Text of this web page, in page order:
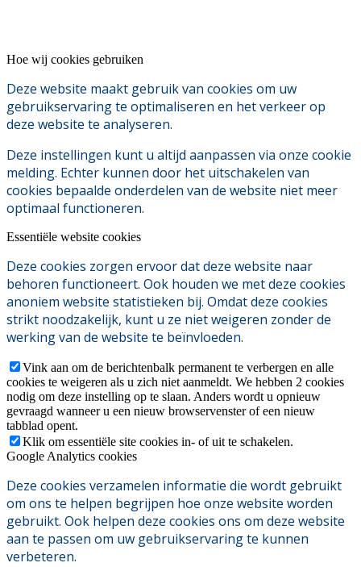
Hoe wij cookies gebruiken
Deze website maakt gebruik van cookies om uw
gebruikservaring te optimaliseren en het verkeer op
deze website te analyseren.
Deze instellingen kunt u altijd aanpassen via onze cookie
melding. Echter kunnen door het uitschakelen van
cookies bepaalde onderdelen van de website niet meer
optimaal functioneren.
Essentiële website cookies
Deze cookies zorgen ervoor dat deze website naar
behoren functioneert. Ook houden we met deze cookies
anoniem website statistieken bij. Omdat deze cookies
strikt noodzakelijk, kunt u ze niet weigeren zonder de
werking van de website te beïnvloeden.
Vink aan om de berichtenbalk permanent te verbergen en alle
cookies te weigeren als u zich niet aanmeldt. We hebben 2 cookies
nodig om deze instelling op te slaan. Anders wordt u opnieuw
gevraagd wanneer u een nieuw browservenster of een nieuw
tabblad opent.
Klik om essentiële site cookies in- of uit te schakelen.
Google Analytics cookies
Deze cookies verzamelen informatie die wordt gebruikt
om ons te helpen begrijpen hoe onze website worden
gebruikt. Ook helpen deze cookies ons om deze website
aan te passen om uw gebruikservaring te kunnen
verbeteren.